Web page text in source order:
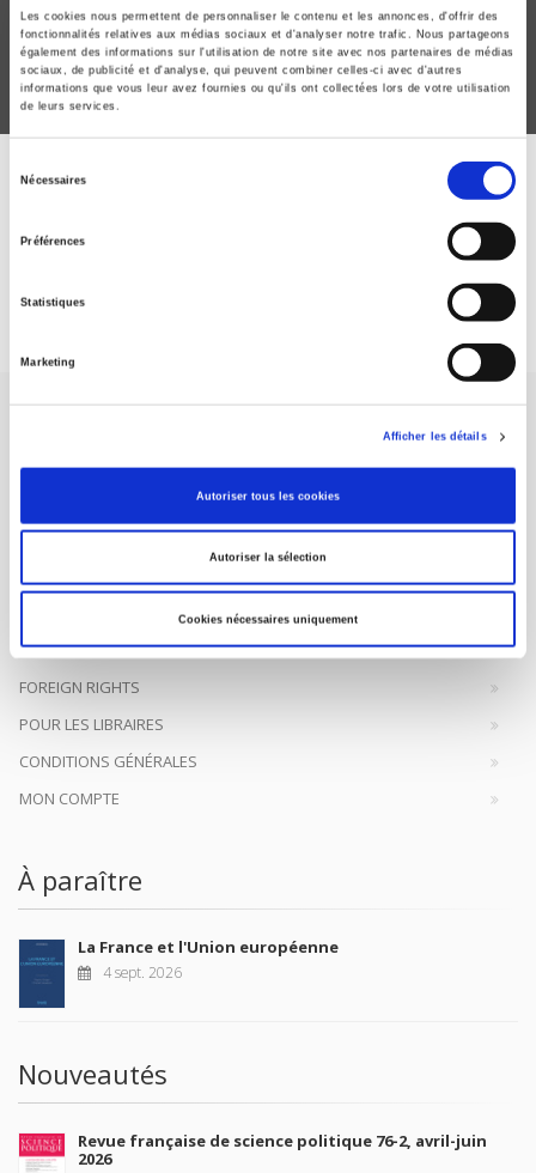
Les cookies nous permettent de personnaliser le contenu et les annonces, d'offrir des
fonctionnalités relatives aux médias sociaux et d'analyser notre trafic. Nous partageons
également des informations sur l'utilisation de notre site avec nos partenaires de médias
sociaux, de publicité et d'analyse, qui peuvent combiner celles-ci avec d'autres
informations que vous leur avez fournies ou qu'ils ont collectées lors de votre utilisation
de leurs services.
Nécessaires
Préférences
Statistiques
Marketing
Afficher les détails
Autoriser tous les cookies
Autoriser la sélection
Cookies nécessaires uniquement
ABONNEZ-VOUS À NOS
Maison d'édition dédiée aux sciences humaines et sociales, les
Presses de Sciences Po participent depuis leur création en 1976
CONTACTS
FOREIGN RIGHTS
POUR LES LIBRAIRES
CONDITIONS GÉNÉRALES
MON COMPTE
À paraître
La France et l'Union européenne
4 sept. 2026
Nouveautés
Revue française de science politique 76-2, avril-juin
2026